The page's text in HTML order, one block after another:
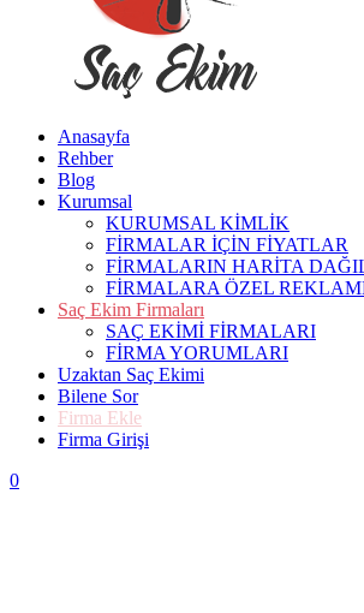
Anasayfa
Rehber
Blog
Kurumsal
KURUMSAL KİMLİK
FİRMALAR İÇİN FİYATLAR
FİRMALARIN HARİTA
FİRMALARA ÖZEL
Saç Ekim Firmaları
SAÇ EKİMİ FİRMALARI
FİRMA YORUMLARI
Uzaktan Saç Ekimi
Bilene Sor
Firma Ekle
Firma Girişi
0